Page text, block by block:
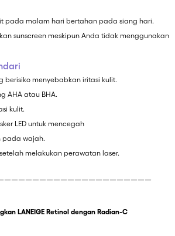
pada malam hari bertahan pada siang hari.
sunscreen meskipun Anda tidak menggunakan
berisiko menyebabkan iritasi kulit.
AHA atau BHA.
kulit.
LED untuk mencegah
pada wajah.
melakukan perawatan laser.
￣￣￣￣￣￣￣￣￣￣￣￣￣￣￣￣￣￣￣￣￣
LANEIGE Retinol dengan Radian-C